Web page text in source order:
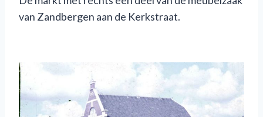
van Zandbergen aan de Kerkstraat.